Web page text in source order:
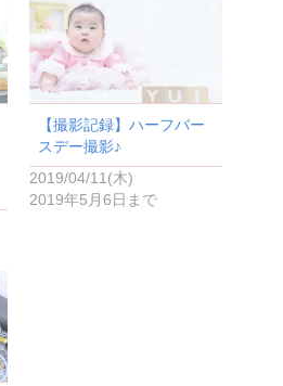
【撮影記録】ハーフバー
スデー撮影♪
2019/04/11(木)
2019年5月6日まで